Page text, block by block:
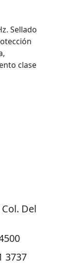
Sellado
clase
Col. Del
3737